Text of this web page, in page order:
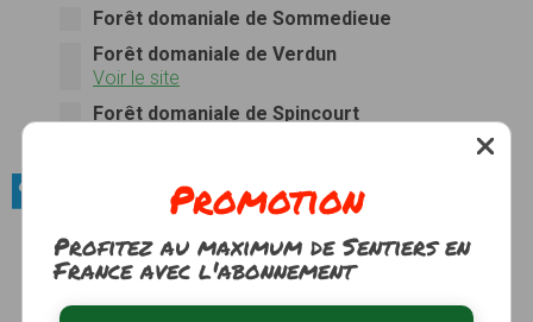
Forêt domaniale de Sommedieue
Forêt domaniale de Verdun
Voir le site
Forêt domaniale de Spincourt
Sites naturels / Côtes
Côtes de Meuse
Les côtes de Meuse sont situées à l'ouest de la
Lorraine. La plus grande partie des côtes font
partie du Parc naturel régional de Lorraine.
Promotion
Profitez au maximum de Sentiers en
France avec l'abonnement